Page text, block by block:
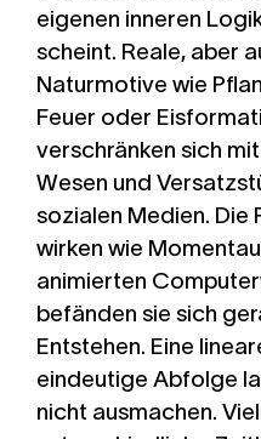
eigenen inneren
scheint. Reale, aber
Naturmotive wie
Feuer oder
verschränken sich
Wesen und
sozialen Medien. Die
wirken wie
animierten
befänden sie sich
Entstehen. Eine
eindeutige Abfolge
nicht ausmachen.